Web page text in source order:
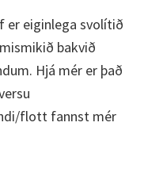
eiginlega svolítið
bakvið
Hjá mér er það
flott fannst mér